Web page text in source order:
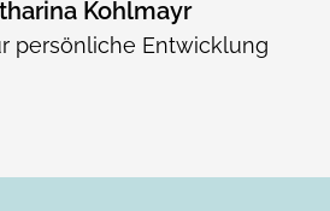
Kohlmayr
persönliche Entwicklung